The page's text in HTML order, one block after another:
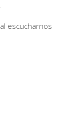
escucharnos